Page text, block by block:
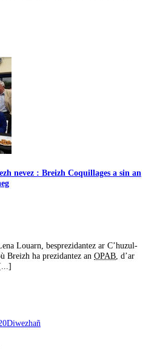
nevez : Breizh Coquillages a sin an
Louarn, besprezidantez ar C’huzul-
Breizh ha prezidantez an OPAB, d’ar
Diwezhañ